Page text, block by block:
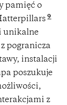
pamięć o
9
unikalne
pogranicza
instalacji
poszukuje
z